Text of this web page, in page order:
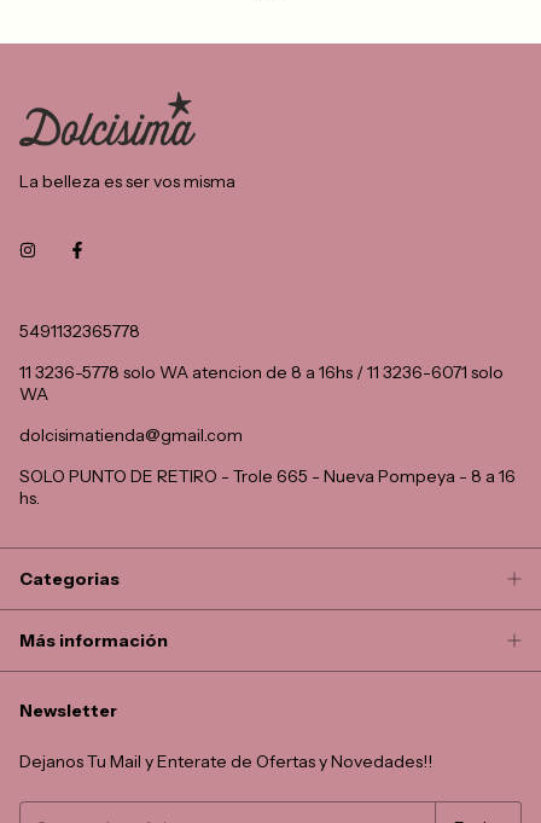
La belleza es ser vos misma
5491132365778
11 3236-5778 solo WA atencion de 8 a 16hs / 11 3236-6071 solo
WA
dolcisimatienda@gmail.com
SOLO PUNTO DE RETIRO - Trole 665 - Nueva Pompeya - 8 a 16
hs.
Categorias
Más información
Newsletter
Dejanos Tu Mail y Enterate de Ofertas y Novedades!!